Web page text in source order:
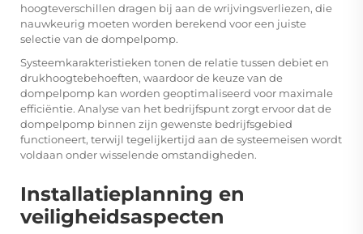
hoogteverschillen dragen bij aan de wrijvingsverliezen, die
nauwkeurig moeten worden berekend voor een juiste
selectie van de dompelpomp.
Systeemkarakteristieken tonen de relatie tussen debiet en
drukhoogtebehoeften, waardoor de keuze van de
dompelpomp kan worden geoptimaliseerd voor maximale
efficiëntie. Analyse van het bedrijfspunt zorgt ervoor dat de
dompelpomp binnen zijn gewenste bedrijfsgebied
functioneert, terwijl tegelijkertijd aan de systeemeisen wordt
voldaan onder wisselende omstandigheden.
Installatieplanning en
veiligheidsaspecten